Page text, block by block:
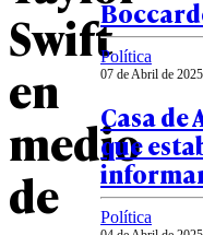
Swift
en
medio
de
Política
07 de Abril de 2025
Casa de
que
Política